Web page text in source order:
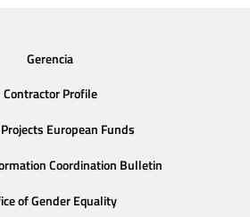
Gerencia
Contractor Profile
European Funds
Coordination Bulletin
of Gender Equality